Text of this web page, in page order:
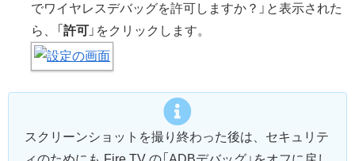
でワイヤレスデバッグを許可しますか？」と表示された
ら、「許可 」をクリックします。
スクリーンショットを撮り終わった後は、セキュリテ